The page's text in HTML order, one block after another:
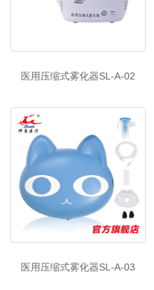
医用压缩式雾化器SL-A-02
医用压缩式雾化器SL-A-03